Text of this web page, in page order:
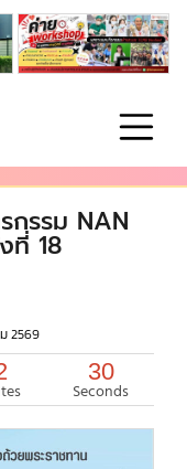
กรรม NAN
ที่ 18
2569
29
Seconds